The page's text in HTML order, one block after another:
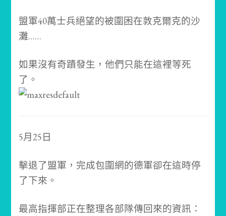
盟軍40萬士兵絕望的被圍困在敦克爾克的沙
灘……
如果沒有奇蹟發生，他們只能在這裡等死
了。
5月25日
擊退了盟軍，完成包圍網的德軍卻在這時停
了下來。
最高指揮部正在整理各部隊傳回來的資訊：